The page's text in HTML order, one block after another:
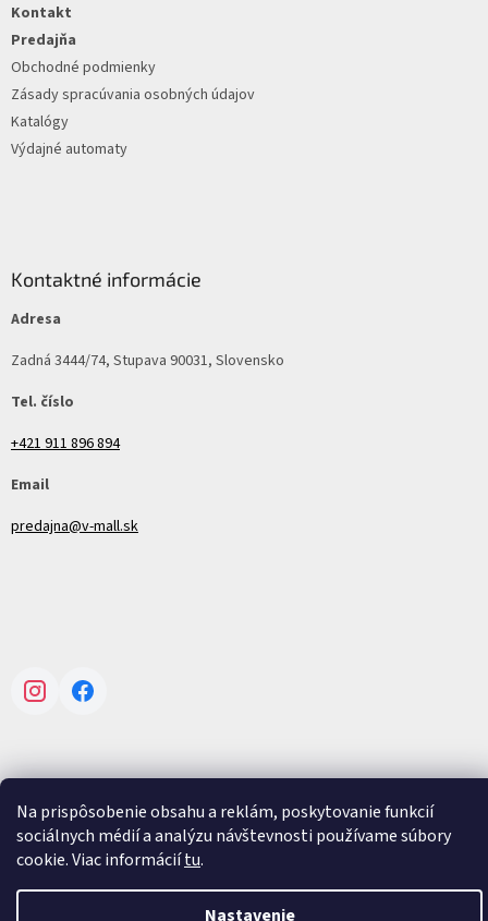
Na prispôsobenie obsahu a reklám, poskytovanie funkcií
sociálnych médií a analýzu návštevnosti používame súbory
cookie. Viac informáciítu.
Nastavenie
Kontakt
Predajňa
Obchodné podmienky
Zásady spracúvania osobných údajov
Katalógy
Výdajné automaty
Kontaktné informácie
Adresa
Zadná 3444/74, Stupava 90031, Slovensko
Tel. číslo
+421 911 896 894
Email
predajna@v-mall.sk
InstagramFacebook
Vytvoril Shoptet
Copyright 2026V-mall. Všetky práva vyhradené.Upraviť nastavenie
cookies